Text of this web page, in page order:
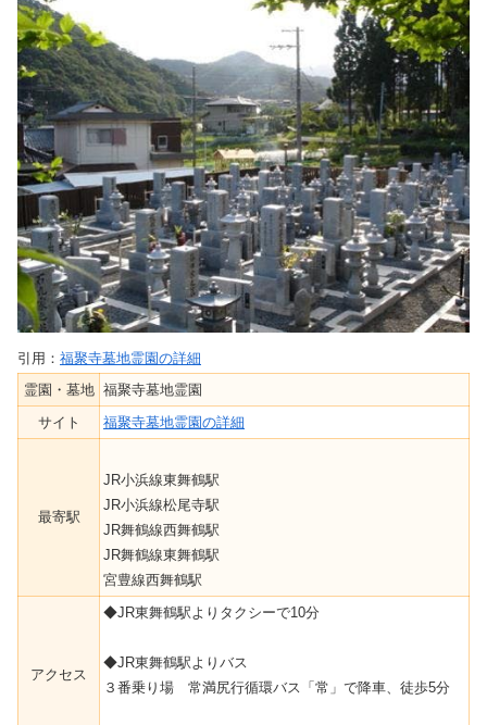
引用： 福聚寺墓地霊園の詳細
霊園・墓地 福聚寺墓地霊園
サイト
福聚寺墓地霊園の詳細
最寄駅
JR小浜線東舞鶴駅
JR小浜線松尾寺駅
JR舞鶴線西舞鶴駅
JR舞鶴線東舞鶴駅
宮豊線西舞鶴駅
アクセス
◆JR東舞鶴駅よりタクシーで10分
◆JR東舞鶴駅よりバス
３番乗り場 常満尻行循環バス「常」で降車、徒歩5分